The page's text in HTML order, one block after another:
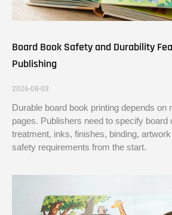
Board Book Safety and Durability
Publishing
2026-08-03
Durable board book printing depends on
pages. Publishers need to specify board
treatment, inks, finishes, binding,
safety requirements from the start.